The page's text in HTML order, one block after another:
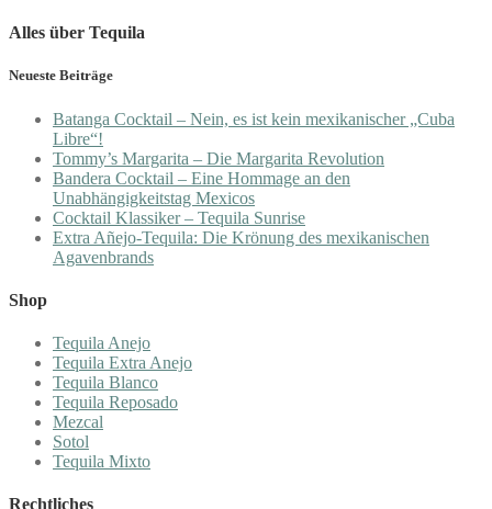
Alles über Tequila
Neueste Beiträge
Batanga Cocktail – Nein, es ist kein mexikanischer „Cuba
Libre“!
Tommy’s Margarita – Die Margarita Revolution
Bandera Cocktail – Eine Hommage an den
Unabhängigkeitstag Mexicos
Cocktail Klassiker – Tequila Sunrise
Extra Añejo-Tequila: Die Krönung des mexikanischen
Agavenbrands
Shop
Tequila Anejo
Tequila Extra Anejo
Tequila Blanco
Tequila Reposado
Mezcal
Sotol
Tequila Mixto
Rechtliches